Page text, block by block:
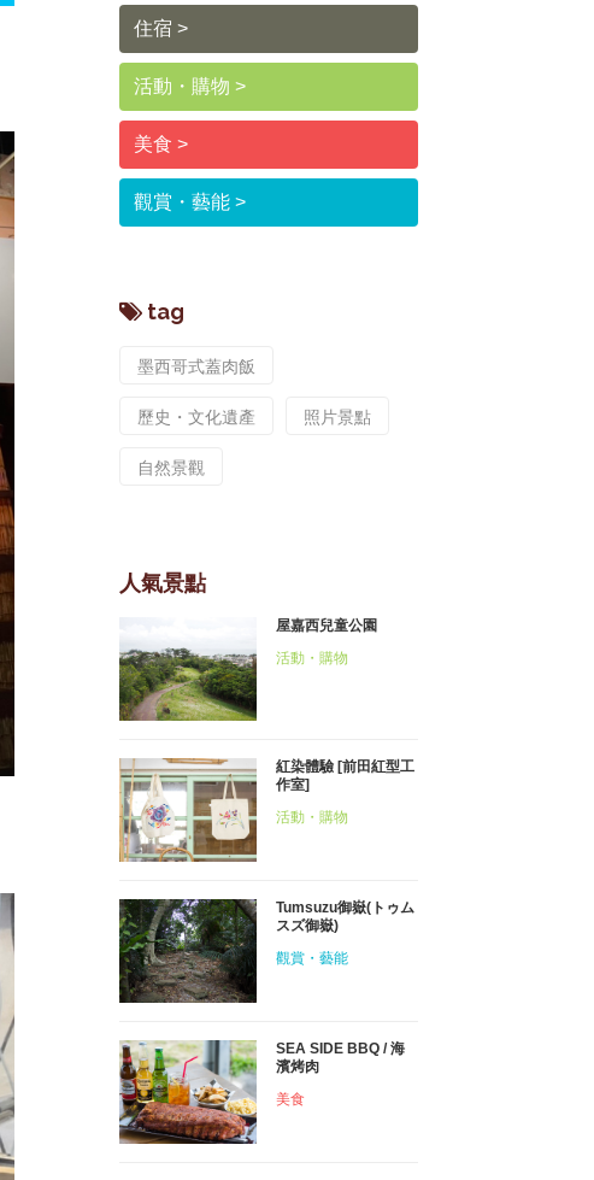
住宿
活動・購物
美食
觀賞・藝能
tag
墨西哥式蓋肉飯
歷史・文化遺產 照片景點
自然景觀
人氣景點
屋嘉西兒童公園
活動・購物
紅染體驗 [前田紅型工
作室]
活動・購物
Tumsuzu御嶽(トゥム
スズ御嶽)
觀賞・藝能
SEA SIDE BBQ / 海
濱烤肉
美食